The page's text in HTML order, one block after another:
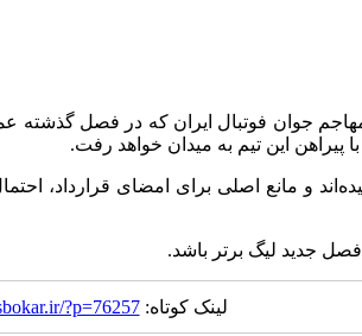
جوان فوتبال ایران که در فصل گذشته
پیراهن این تیم به میدان خواهد رفت.
و مانع اصلی برای امضای قرارداد،
جدید لیگ برتر باشد.
لینک کوتاه:?p=76257